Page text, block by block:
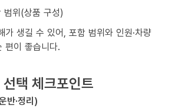
범위(상품 구성)
가 생길 수 있어, 포함 범위와 인원·차량
편이 좋습니다.
택 체크포인트
반·정리)